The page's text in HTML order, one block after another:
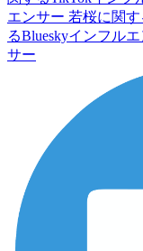
エンサー 若桜に関
るBlueskyインフル
サー